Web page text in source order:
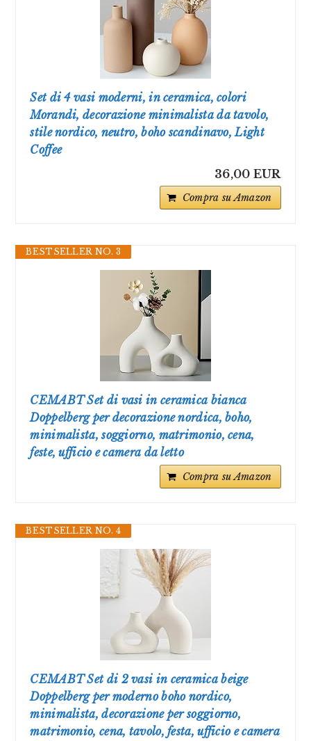
Set di 4 vasi moderni, in ceramica, colori
Morandi, decorazione minimalista da tavolo,
stile nordico, neutro, boho scandinavo, Light
Coffee
36,00 EUR
Compra su Amazon
BESTSELLER NO. 3
CEMABT Set di vasi in ceramica bianca
Doppelberg per decorazione nordica, boho,
minimalista, soggiorno, matrimonio, cena,
feste, ufficio e camera da letto
Compra su Amazon
BESTSELLER NO. 4
CEMABT Set di 2 vasi in ceramica beige
Doppelberg per moderno boho nordico,
minimalista, decorazione per soggiorno,
matrimonio, cena, tavolo, festa, ufficio e camera